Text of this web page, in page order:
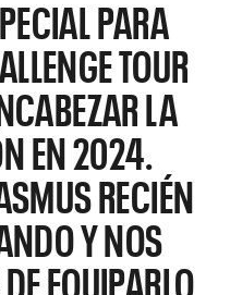
PARA
TOUR
LA
EN 2024.
RECIÉN
Y NOS
EQUIPARLO